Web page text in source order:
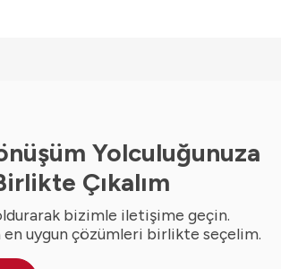
Yolculuğunuza
Çıkalım
bizimle iletişime geçin.
en uygun çözümleri birlikte seçelim.